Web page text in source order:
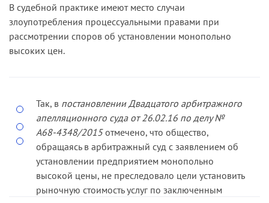
под влиянием ряда факторов: спроса и
предложения, эластичности спроса, издержек
производства, конкуренции (ценовой и
неценовой), государственного регулирования
которую могут устанавливать хозяйствующие
субъекты. Издержки производства (сумма
постоянных и переменных издержек)
определяют минимальную ее величину.
Существенное влияние на цену оказывают
поведение конкурентов и цены на их
продукцию (решение Арбитражного суда
В судебной практике имеют место случаи
злоупотребления процессуальными правами при
рассмотрении споров об установлении монопольно
высоких цен.
Так, в постановлении Двадцатого арбитражного
апелляционного суда от 26.02.16 по делу №
А68-4348/2015отмечено, что общество,
обращаясь в арбитражный суд с заявлением об
установлении предприятием монопольно
высокой цены, не преследовало цели установить
рыночную стоимость услуг по заключенным